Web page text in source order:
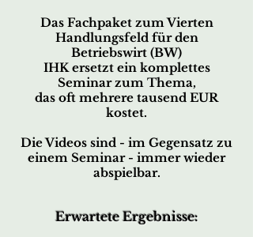
Das Fachpaket zum Vierten
Handlungsfeld für den
Betriebswirt (BW)
IHK ersetzt ein komplettes
Seminar zum Thema,
das oft mehrere tausend EUR
kostet.
Die Videos sind - im Gegensatz zu
einem Seminar - immer wieder
abspielbar.
Erwartete Ergebnisse: